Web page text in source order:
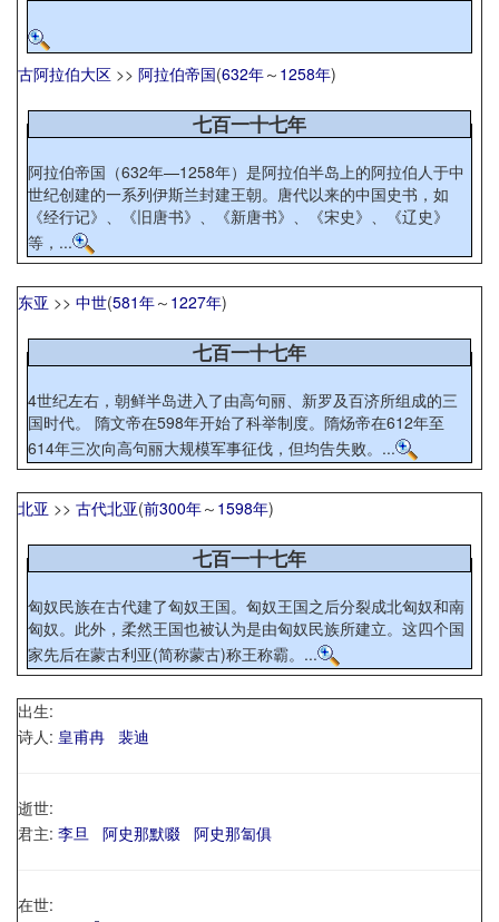
古阿拉伯大区 >> 阿拉伯帝国(632年～ 1258年)
七百一十七年
阿拉伯帝国（632年—1258年）是阿拉伯半岛上的阿拉伯人于中
世纪创建的一系列伊斯兰封建王朝。唐代以来的中国史书，如
《经行记》、《旧唐书》、《新唐书》、《宋史》、《辽史》
等，...
东亚 >> 中世(581年～ 1227年)
七百一十七年
4世纪左右，朝鲜半岛进入了由高句丽、新罗及百济所组成的三
国时代。 隋文帝在598年开始了科举制度。隋炀帝在612年至
614年三次向高句丽大规模军事征伐，但均告失败。...
北亚 >> 古代北亚(前300年～ 1598年)
七百一十七年
匈奴民族在古代建了匈奴王国。匈奴王国之后分裂成北匈奴和南
匈奴。此外，柔然王国也被认为是由匈奴民族所建立。这四个国
家先后在蒙古利亚(简称蒙古)称王称霸。...
出生:
诗人: 皇甫冉 裴迪
逝世:
君主: 李旦 阿史那默啜 阿史那匐俱
在世: